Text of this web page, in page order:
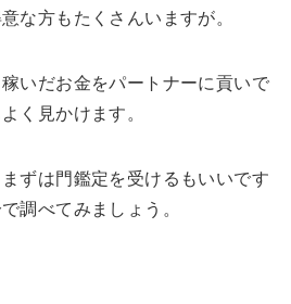
な方もたくさんいますが。
いだお金をパートナーに貢いで
く見かけます。
ずは門鑑定を受けるもいいです
調べてみましょう。